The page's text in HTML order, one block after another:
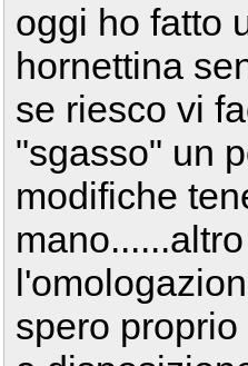
oggi ho fatto
hornettina
se riesco vi
"sgasso" un
modifiche
spero